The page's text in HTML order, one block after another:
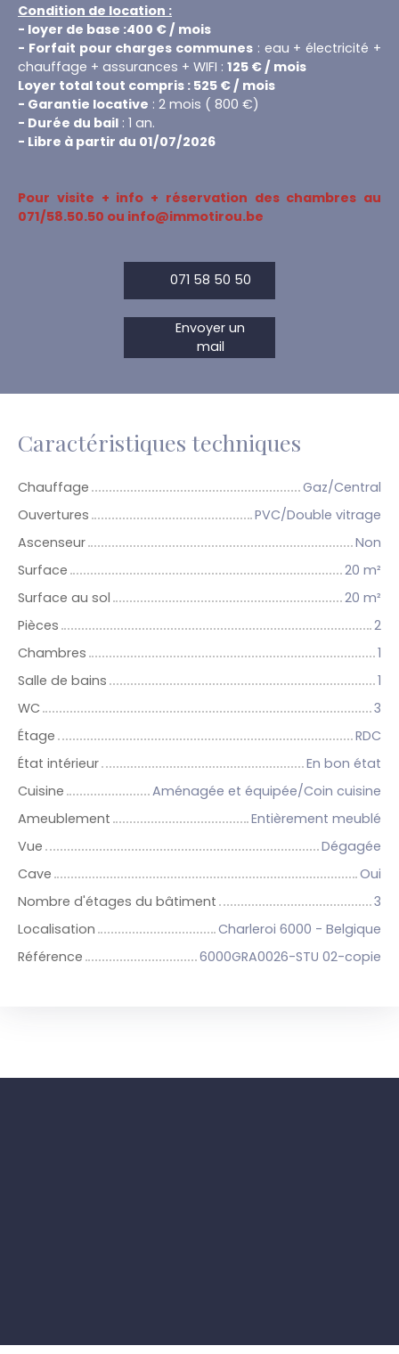
Condition de location :
- loyer de base :400 € / mois
- Forfait pour charges communes : eau + électricité +
chauffage + assurances + WIFI : 125 € / mois
Loyer total tout compris : 525 € / mois
- Garantie locative : 2 mois ( 800 €)
- Durée du bail : 1 an.
- Libre à partir du 01/07/2026
Pour visite + info + réservation des chambres au
071/58.50.50 ou info@immotirou.be
071 58 50 50
Envoyer un
mail
Caractéristiques techniques
Chauffage
Gaz/Central
Ouvertures
PVC/Double vitrage
Ascenseur
Non
Surface
20 m²
Surface au sol
20 m²
Pièces
2
Chambres
1
Salle de bains
1
WC
3
Étage
RDC
État intérieur
En bon état
Cuisine
Aménagée et équipée/Coin cuisine
Ameublement
Entièrement meublé
Vue
Dégagée
Cave
Oui
Nombre d'étages du bâtiment
3
Localisation
Charleroi 6000 - Belgique
Référence
6000GRA0026-STU 02-copie